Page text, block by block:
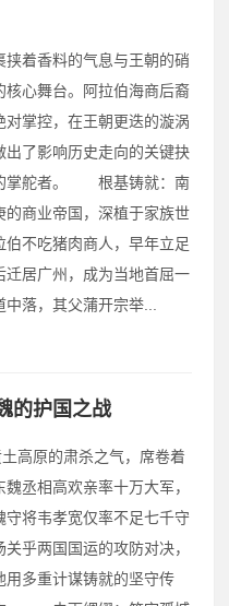
着香料的气息与王朝的硝
心舞台。阿拉伯海商后裔
掌控，在王朝更迭的漩涡
出了影响历史走向的关键抉
掌舵者。 根基铸就：南
商业帝国，深植于家族世
不吃猪肉商人，早年立足
迁居广州，成为当地首屈一
落，其父蒲开宗举...
的护国之战
高原的肃杀之气，席卷着
丞相高欢亲率十万大军，
守将韦孝宽仅率不足七千守
乎两国国运的攻防对决，
多重计谋铸就的坚守传